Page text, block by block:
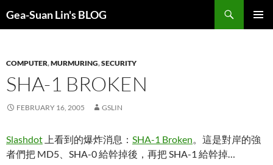
Gea-Suan Lin's BLOG
COMPUTER,MURMURING,SECURITY
SHA-1 BROKEN
FEBRUARY 16, 2005 GSLIN
Slashdot 上看到的爆炸消息： SHA-1 Broken。這是對岸的強
者們把 MD5、SHA-0 給幹掉後，再把 SHA-1 給幹掉…